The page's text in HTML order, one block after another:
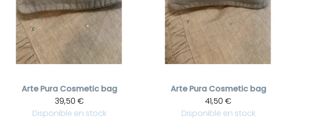
Arte Pura Cosmetic bag
39,50 €
Disponible en stock
Arte Pura Cosmetic bag
41,50 €
Disponible en stock